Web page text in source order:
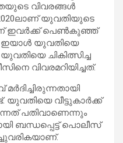
വിവരങ്ങള്‍
യുവതിയുടെ
ഇവര്‍ക്ക് പെണ്‍കുഞ്ഞ്
ഇയാള്‍ യുവതിയെ
ചികിത്സിച്ച
വിവരമറിയിച്ചത്.
യുവതിയെ വീട്ടുകാര്‍ക്ക്
പതിവാണെന്നും
ബന്ധപ്പെട്ട് പൊലീസ്